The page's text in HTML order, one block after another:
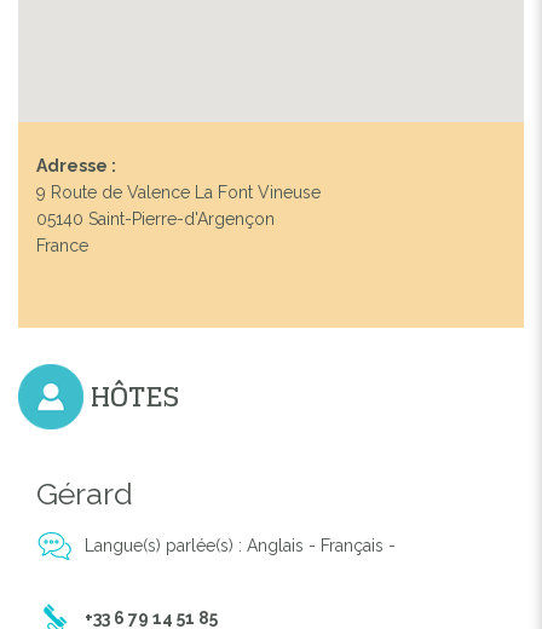
LA FONT VINEUSE
Adresse :
9 Route de Valence La Font Vineuse
05140 Saint-Pierre-d'Argençon
France
HÔTES
Gérard
Langue(s) parlée(s) : Anglais - Français -
+33 6 79 14 51 85